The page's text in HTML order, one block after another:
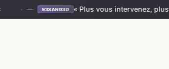
« Plus vous intervenez, plus nous perdons